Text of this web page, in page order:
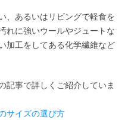
、あるいはリビングで軽食を
れに強いウールやジュートな
加工をしてある化学繊維など
記事で詳しくご紹介していま
サイズの選び方